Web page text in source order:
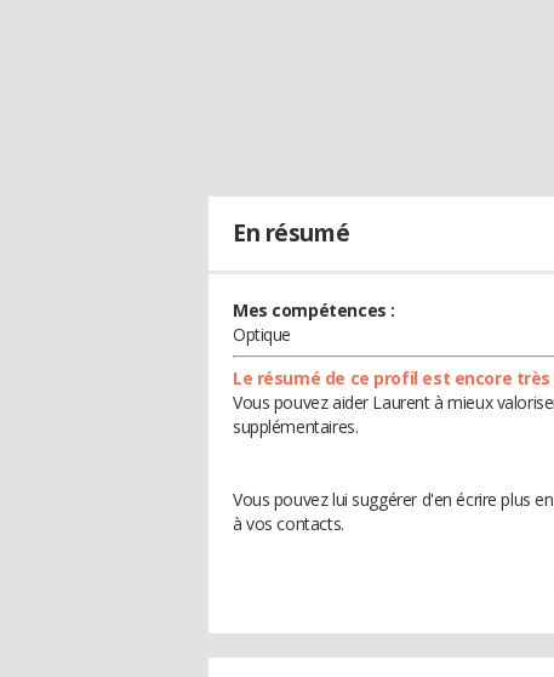
En résumé
Mes compétences :
Optique
Le résumé de ce profil est encore
Vous pouvez aider Laurent à mieux
supplémentaires.
Vous pouvez lui suggérer d'en écrire plus
à vos contacts.